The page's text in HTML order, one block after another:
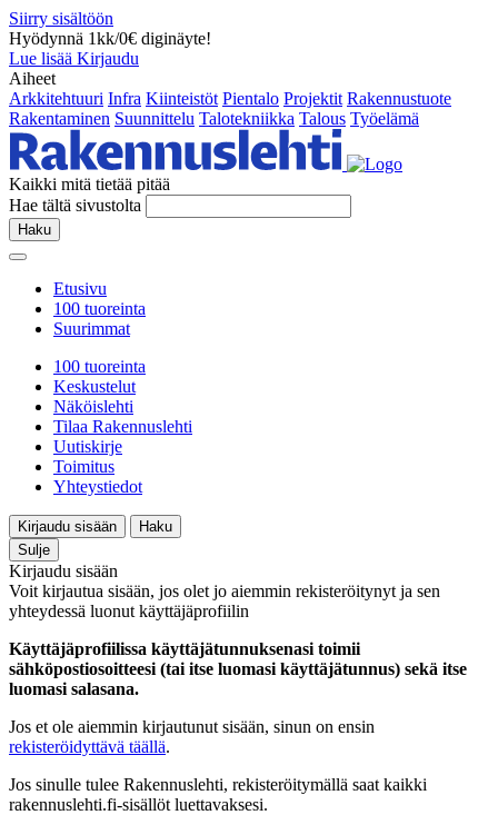
Siirry sisältöön
Hyödynnä 1kk/0€ diginäyte!
Lue lisää Kirjaudu
Aiheet
Arkkitehtuuri Infra Kiinteistöt Pientalo Projektit Rakennustuote
Rakentaminen Suunnittelu Talotekniikka Talous Työelämä
Kaikki mitä tietää pitää
Hae tältä sivustolta
Haku
Etusivu
100 tuoreinta
Suurimmat
100 tuoreinta
Keskustelut
Näköislehti
Tilaa Rakennuslehti
Uutiskirje
Toimitus
Yhteystiedot
Kirjaudu sisään
Haku
Sulje
Kirjaudu sisään
Voit kirjautua sisään, jos olet jo aiemmin rekisteröitynyt ja sen
yhteydessä luonut käyttäjäprofiilin
Käyttäjäprofiilissa käyttäjätunnuksenasi toimii
sähköpostiosoitteesi (tai itse luomasi käyttäjätunnus) sekä itse
luomasi salasana.
Jos et ole aiemmin kirjautunut sisään, sinun on ensin
rekisteröidyttävä täällä.
Jos sinulle tulee Rakennuslehti, rekisteröitymällä saat kaikki
rakennuslehti.fi-sisällöt luettavaksesi.